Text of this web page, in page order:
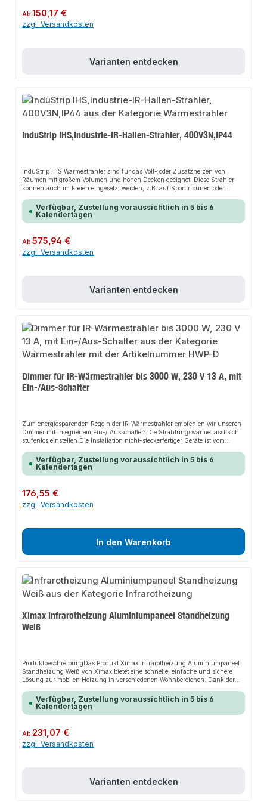
Regulärer Preis:
Ab150,17 €
zzgl. Versandkosten
Varianten entdecken
InduStrip IHS,Industrie-IR-Hallen-Strahler, 400V3N,IP44
InduStrip IHS Wärmestrahler sind für das Voll- oder Zusatzheizen von
Räumen mit großem Volumen und hohen Decken geeignet. Diese Strahler
können auch im Freien eingesetzt werden, z.B. auf Sporttribünen oder
Design, rostfreies Gehäuse (verzinkt), hochglänzende Aluminium-
Reflektoren. Optimale Montagehöhe bis 5,5m.Die Installation nicht-
steckerfertiger Geräte ist vom jeweiligen Netzbetreiber oder von einem
Verfügbar, Zustellung voraussichtlich in 5 bis 6
Kalendertagen
Regulärer Preis:
Ab575,94 €
zzgl. Versandkosten
Varianten entdecken
Dimmer für IR-Wärmestrahler bis 3000 W, 230 V 13 A, mit
Ein-/Aus-Schalter
Zum energiesparenden Regeln der IR-Wärmestrahler empfehlen wir unseren
Dimmer mit integriertem Ein-/ Ausschalter: Die Strahlungswärme lässt sich
stufenlos einstellen.Die Installation nicht-steckerfertiger Geräte ist vom
vorzunehmen.
Verfügbar, Zustellung voraussichtlich in 5 bis 6
Kalendertagen
Regulärer Preis:
176,55 €
zzgl. Versandkosten
In den Warenkorb
Ximax Infrarotheizung Aluminiumpaneel Standheizung
Weiß
ProduktbeschreibungDas Produkt Ximax Infrarotheizung Aluminiumpaneel
Standheizung Weiß von Ximax bietet eine schnelle, einfache und sichere
Lösung zur mobilen Heizung in verschiedenen Wohnbereichen. Dank der
sich flexibel an verschiedene Wohn- und Arbeitsbereiche an. Das robuste
Design und die einfache Montage machen dieses Produkt zu einer
zuverlässigen Wahl für jede Installation.EigenschaftenMobile
installierenBequem in der
VerwendungUmweltfreundlichAnwendungsbereicheWohnräumeArbeitsbereic
heBereiche ohne ZentralheizungProduktdatenFarbe: WeißMaterial
60 mm, Höhe: 200 mm, Tiefe: 45 mmAnschluss: SteckdoseAnschluss-
Verfügbar, Zustellung voraussichtlich in 5 bis 6
Kalendertagen
Regulärer Preis:
Ab 231,07 €
zzgl. Versandkosten
Varianten entdecken